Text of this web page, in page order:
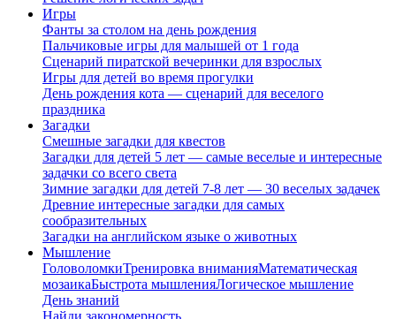
Игры
Фанты за столом на день рождения
Пальчиковые игры для малышей от 1 года
Сценарий пиратской вечеринки для взрослых
Игры для детей во время прогулки
День рождения кота — сценарий для веселого
праздника
Загадки
Смешные загадки для квестов
Загадки для детей 5 лет — самые веселые и интересные
задачки со всего света
Зимние загадки для детей 7-8 лет — 30 веселых задачек
Древние интересные загадки для самых
сообразительных
Загадки на английском языке о животных
Мышление
ГоловоломкиТренировка вниманияМатематическая
мозаикаБыстрота мышленияЛогическое мышление
День знаний
Найди закономерность